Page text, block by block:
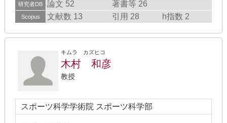
研究者DB 論文 52 著書等 26
Scopus 文献数 13 引用 28 h指数 2
キムラ カズヒコ
木村 和彦
教授
スポーツ科学学術院 スポーツ科学部